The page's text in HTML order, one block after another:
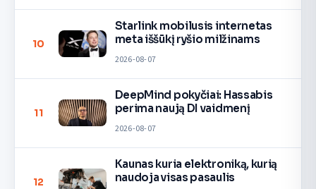
10
Starlink mobilusis internetas
meta iššūkį ryšio milžinams
2026-08-07
11
DeepMind pokyčiai: Hassabis
perima naują DI vaidmenį
2026-08-07
12
Kaunas kuria elektroniką, kurią
naudoja visas pasaulis